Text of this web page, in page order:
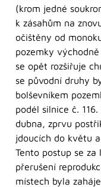
(krom jedné
k zásahům na
očištěny od
pozemky
se opět rozšiřuje
se původní druhy
bolševníkem
podél silnice č.
dubna, zprvu
jdoucích do květu
Tento postup se
přerušení
místech byla